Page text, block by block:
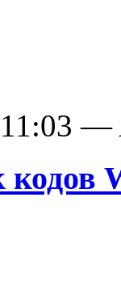
—
кодов